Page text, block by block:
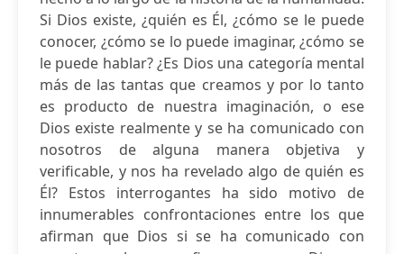
Si Dios existe, ¿quién es Él, ¿cómo se le puede
conocer, ¿cómo se lo puede imaginar, ¿cómo se
le puede hablar? ¿Es Dios una categoría mental
más de las tantas que creamos y por lo tanto
es producto de nuestra imaginación, o ese
Dios existe realmente y se ha comunicado con
nosotros de alguna manera objetiva y
verificable, y nos ha revelado algo de quién es
Él? Estos interrogantes ha sido motivo de
innumerables confrontaciones entre los que
afirman que Dios si se ha comunicado con